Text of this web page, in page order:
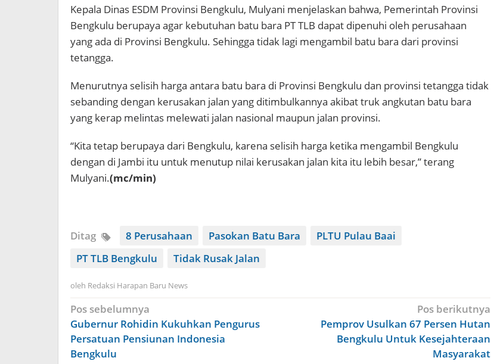
Kepala Dinas ESDM Provinsi Bengkulu, Mulyani menjelaskan bahwa, Pemerintah Provinsi
Bengkulu berupaya agar kebutuhan batu bara PT TLB dapat dipenuhi oleh perusahaan
yang ada di Provinsi Bengkulu. Sehingga tidak lagi mengambil batu bara dari provinsi
tetangga.
Menurutnya selisih harga antara batu bara di Provinsi Bengkulu dan provinsi tetangga tidak
sebanding dengan kerusakan jalan yang ditimbulkannya akibat truk angkutan batu bara
yang kerap melintas melewati jalan nasional maupun jalan provinsi.
“Kita tetap berupaya dari Bengkulu, karena selisih harga ketika mengambil Bengkulu
dengan di Jambi itu untuk menutup nilai kerusakan jalan kita itu lebih besar,” terang
Mulyani.(mc/min)
Ditag 8 Perusahaan Pasokan Batu Bara
PLTU Pulau Baai
PT TLB Bengkulu
Tidak Rusak Jalan
oleh Redaksi Harapan Baru News
Navigasi
pos
Pos sebelumnya
Gubernur Rohidin Kukuhkan Pengurus
Persatuan Pensiunan Indonesia
Bengkulu
Pos berikutnya
Pemprov Usulkan 67 Persen Hutan
Bengkulu Untuk Kesejahteraan
Masyarakat